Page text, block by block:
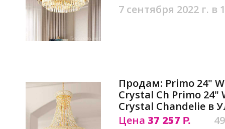
7 сентября 2022 г. в
Продам: Primo 24"
Crystal Ch Primo 24"
Crystal Chandelie в
Цена 37 257 Р.